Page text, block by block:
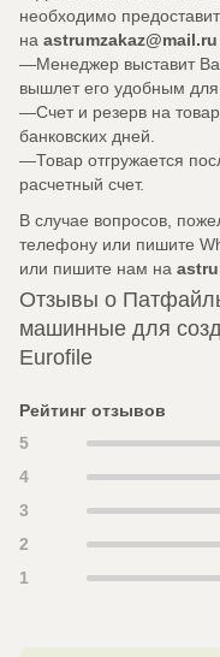
необходимо
на astrumzakaz@mail.ru
Менеджер выставит
вышлет его удобным
Счет и резерв на
банковских дней.
Товар отгружается
расчетный счет.
В случае вопросов,
телефону или пишите
или пишите нам на
Отзывы о
машинные для
Eurofile
Рейтинг отзывов
5
4
3
2
1